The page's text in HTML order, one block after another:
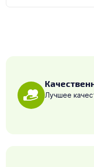
Лучшее